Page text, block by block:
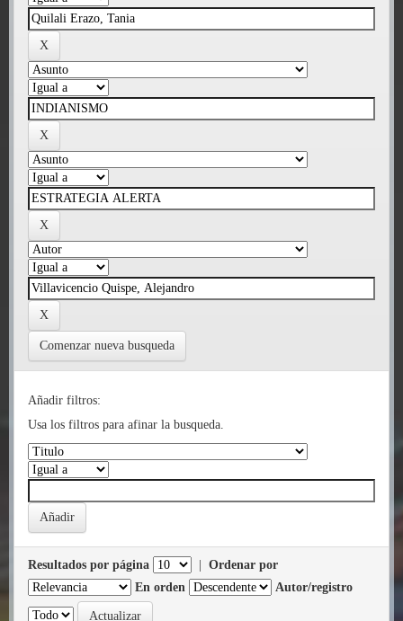
Comenzar nueva busqueda
Añadir filtros:
Usa los filtros para afinar la busqueda.
Resultados por página
Ordenar por
En orden
Autor/registro